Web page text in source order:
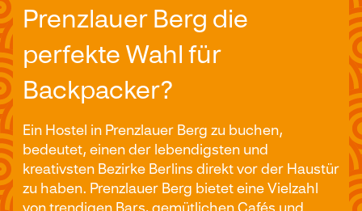
Prenzlauer Berg die
perfekte Wahl für
Backpacker?
Ein Hostel in Prenzlauer Berg zu buchen,
bedeutet, einen der lebendigsten und
kreativsten Bezirke Berlins direkt vor der Haustür
zu haben. Prenzlauer Berg bietet eine Vielzahl